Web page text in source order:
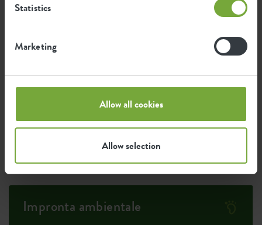
Statistics
Marketing
Allow all cookies
Allow selection
99
Impronta ambientale